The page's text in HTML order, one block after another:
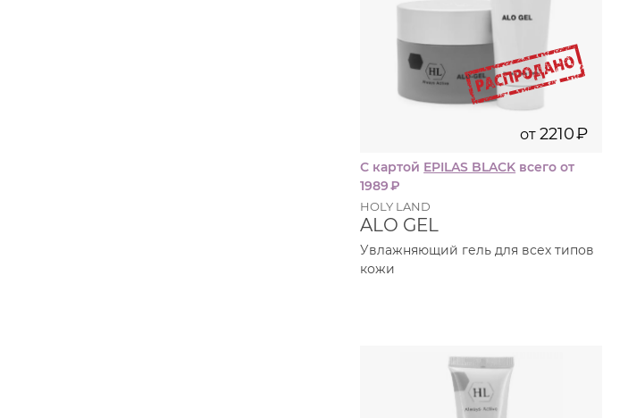
от 2210₽
С картой EPILAS BLACK всего от
1989₽
HOLY LAND
ALO GEL
Увлажняющий гель для всех типов
кожи
№1, 30
950